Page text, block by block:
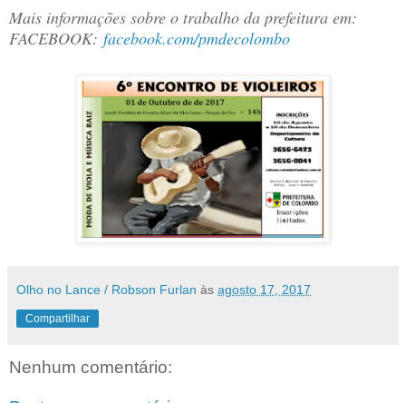
Mais informações sobre o trabalho da prefeitura em:
FACEBOOK: facebook.com/pmdecolombo
Olho no Lance / Robson Furlan às agosto 17, 2017
Compartilhar
Nenhum comentário: